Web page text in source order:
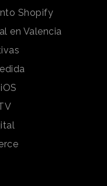
Shopify
en Valencia